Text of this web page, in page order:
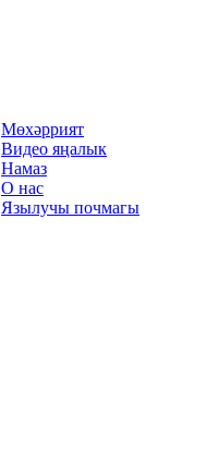
Мөхәррият
Видео яңалык
Намаз
О нас
Язылучы почмагы